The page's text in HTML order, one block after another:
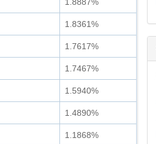
1.8361%
1.7617%
1.7467%
1.5940%
1.4890%
1.1868%